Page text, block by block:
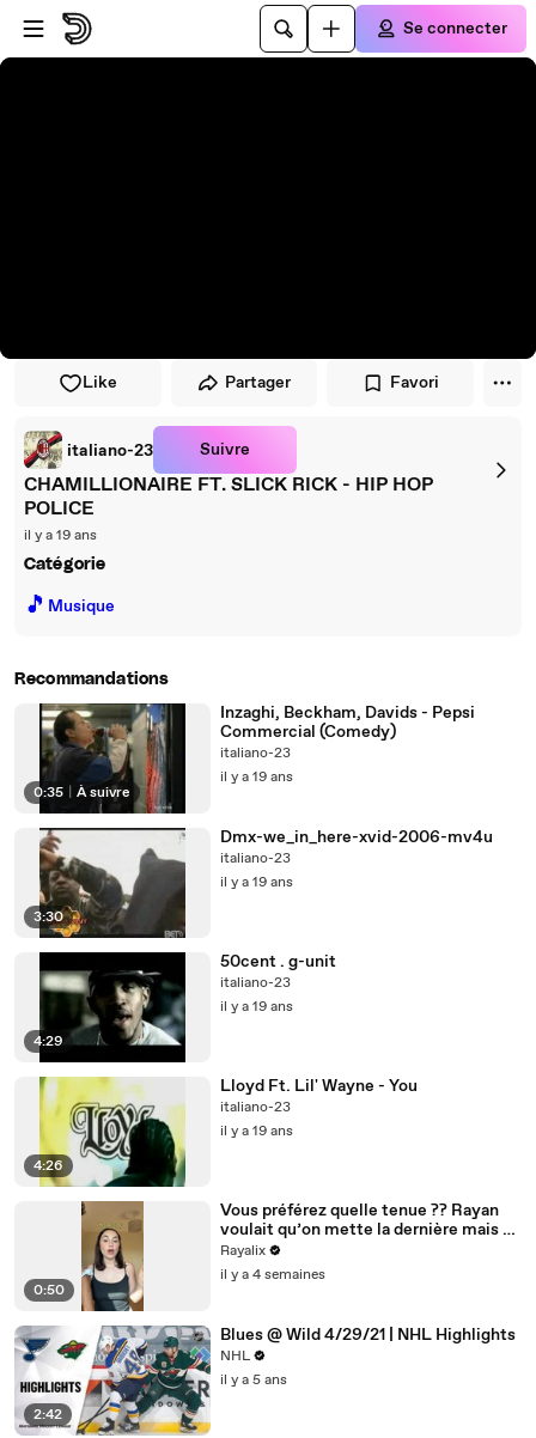
Passer au player
Passer au contenu principal
Se connecter
Like Partager Favori
italiano-23 Suivre
CHAMILLIONAIRE FT. SLICK RICK - HIP HOP
POLICE
il y a 19 ans
Catégorie
🎵 Musique
Recommandations
0:35 À suivre
Inzaghi, Beckham, Davids - Pepsi
Commercial (Comedy)
italiano-23
il y a 19 ans
3:30
Dmx-we_in_here-xvid-2006-mv4u
italiano-23
il y a 19 ans
4:29
50cent . g-unit
italiano-23
il y a 19 ans
4:26
Lloyd Ft. Lil' Wayne - You
italiano-23
il y a 19 ans
0:50
Vous préférez quelle tenue ?? Rayan
voulait qu’on mette la dernière mais on
a mis la 3ème 👀💙
Rayalix
il y a 4 semaines
2:42
Blues @ Wild 4/29/21 | NHL Highlights
NHL
il y a 5 ans